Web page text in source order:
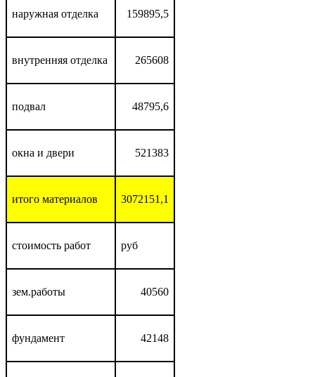
наружная отделка 159895,5
внутренняя отделка 265608
подвал 48795,6
окна и двери 521383
итого материалов 3072151,1
стоимость работ руб
зем.работы 40560
фундамент 42148